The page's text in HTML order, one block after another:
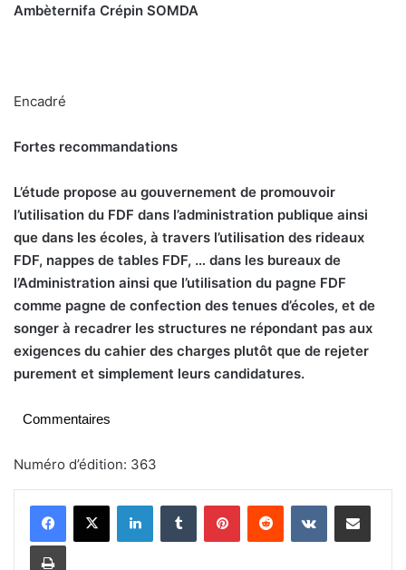
Ambèternifa Crépin SOMDA
Encadré
Fortes recommandations
L’étude propose au gouvernement de promouvoir
l’utilisation du FDF dans l’administration publique ainsi
que dans les écoles, à travers l’utilisation des rideaux
FDF, nappes de tables FDF, … dans les bureaux de
l’Administration ainsi que l’utilisation du pagne FDF
comme pagne de confection des tenues d’écoles, et de
songer à recadrer les structures ne répondant pas aux
exigences du cahier des charges plutôt que de rejeter
purement et simplement leurs candidatures.
Commentaires
Numéro d’édition: 363